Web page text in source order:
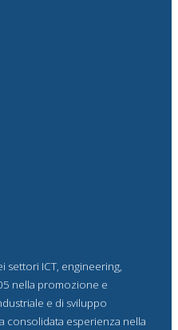
settori ICT, engineering,
nella promozione e
e di sviluppo
consolidata esperienza nella